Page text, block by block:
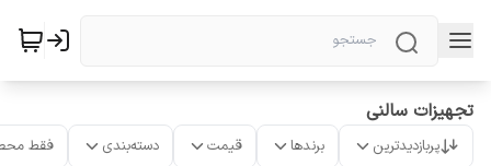
تجهیزات سالنی
پربازدیدترین برندها قیمت دسته‌بندی فقط